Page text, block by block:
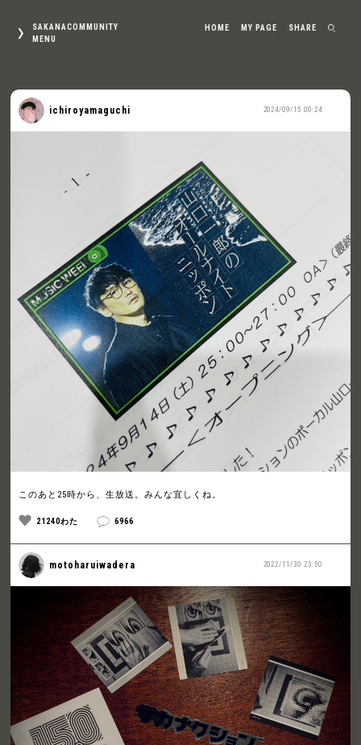
SAKANACOMMUNITY
MENU
HOME MY PAGE SHARE
2024/09/15 00:24
ichiroyamaguchi
このあと25時から、生放送。みんな宜しくね。
21240わた 6966
2022/11/30 23:50
motoharuiwadera